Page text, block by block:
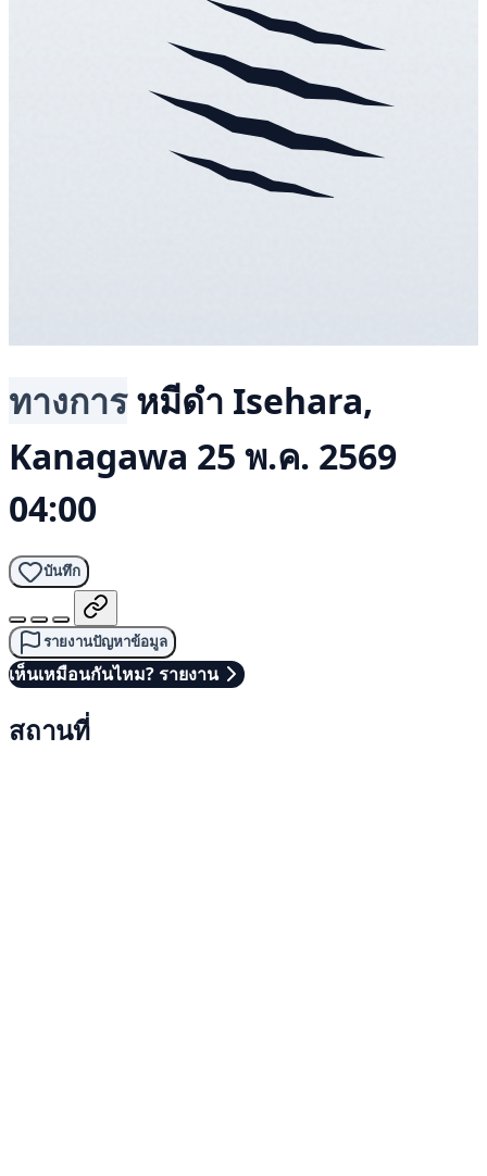
ทางการ หมีดำ Isehara,
Kanagawa 25 พ.ค. 2569
04:00
บันทึก
รายงานปัญหาข้อมูล
เห็นเหมือนกันไหม? รายงาน
สถานที่